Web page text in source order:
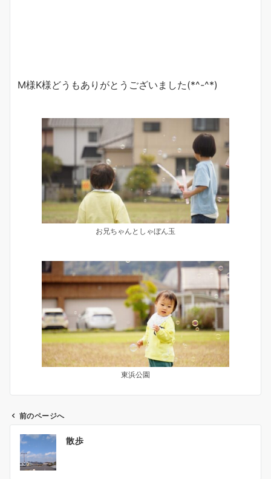
M様K様どうもありがとうございました(*^-^*)
お兄ちゃんとしゃぼん玉
東浜公園
前のページへ
散歩